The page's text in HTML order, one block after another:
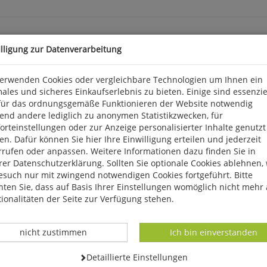
D 56291 Wiebelsheim, service@humanitas-versand.de
zur Datenverarbeitung
Cookies oder vergleichbare Technologien um Ihnen ein
und sicheres Einkaufserlebnis zu bieten. Einige sind
das ordnungsgemäße Funktionieren der Website notwendig
andere lediglich zu anonymen Statistikzwecken, für
oder zur Anzeige personalisierter Inhalte genutzt
Dafür können Sie hier Ihre Einwilligung erteilen und jederzeit
oder anpassen. Weitere Informationen dazu finden Sie in
Datenschutzerklärung. Sollten Sie optionale Cookies ablehnen,
nur mit zwingend notwendigen Cookies fortgeführt. Bitte
Sie, dass auf Basis Ihrer Einstellungen womöglich nicht mehr
der Seite zur Verfügung stehen.
Datenverarbeitung -
Ich bin einverstanden
Datenverarbeitung -
nicht zustimmen
Datenverarbeitung -
Detaillierte Einstellungen